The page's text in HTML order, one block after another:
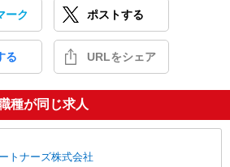
ーク ポストする
る URLをシェア
種が同じ求人
トナーズ株式会社